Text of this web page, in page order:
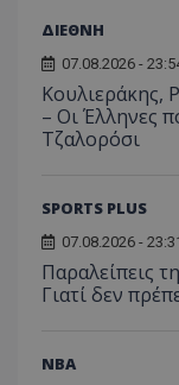
ΔΙΕΘΝΗ
07.08.2026 -
Κουλιεράκης,
– Οι Έλληνες
Τζαλορόσι
SPORTS PLUS
07.08.2026 -
Παραλείπεις
Γιατί δεν
NBA